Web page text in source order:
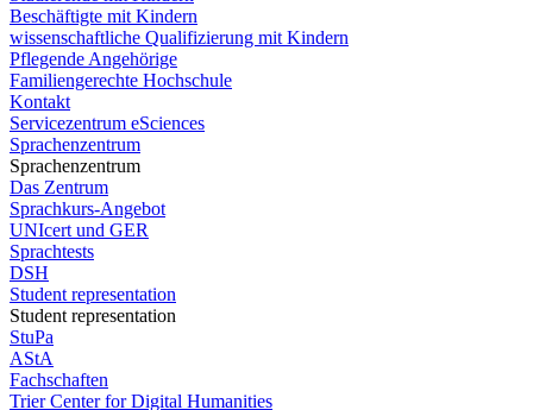
Beschäftigte mit Kindern
wissenschaftliche Qualifizierung mit Kindern
Pflegende Angehörige
Familiengerechte Hochschule
Kontakt
Servicezentrum eSciences
Sprachenzentrum
Sprachenzentrum
Das Zentrum
Sprachkurs-Angebot
UNIcert und GER
Sprachtests
DSH
Student representation
Student representation
StuPa
AStA
Fachschaften
Trier Center for Digital Humanities